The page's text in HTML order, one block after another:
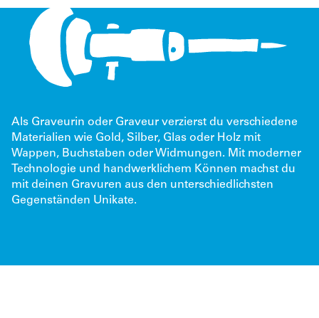
Als Graveurin oder Graveur verzierst du verschiedene
Materialien wie Gold, Silber, Glas oder Holz mit
Wappen, Buchstaben oder Widmungen. Mit moderner
Technologie und handwerklichem Können machst du
mit deinen Gravuren aus den unterschiedlichsten
Gegenständen Unikate.